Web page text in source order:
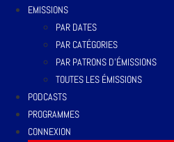
EMISSIONS
PAR DATES
PAR CATÉGORIES
PAR PATRONS D’ÉMISSIONS
TOUTES LES ÉMISSIONS
PODCASTS
PROGRAMMES
CONNEXION